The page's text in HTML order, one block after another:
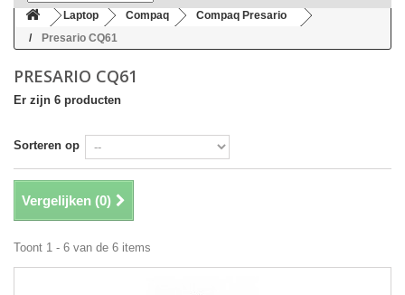
Laptop Compaq
Compaq Presario
Presario CQ61
PRESARIO CQ61
Er zijn 6 producten
Sorteren op
Vergelijken (0)
Toont 1 - 6 van de 6 items